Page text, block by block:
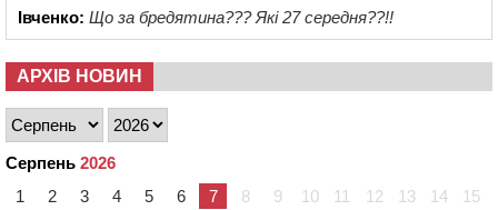
Івченко: Що за бредятина??? Які 27 середня??!!
АРХІВ НОВИН
Серпень 2026
1
2 3 4 5 6 7 8 9 10 11 12 13 14
15